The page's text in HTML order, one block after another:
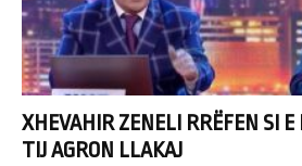
XHEVAHIR ZENELI RRËFEN SI
TIJ AGRON LLAKAJ